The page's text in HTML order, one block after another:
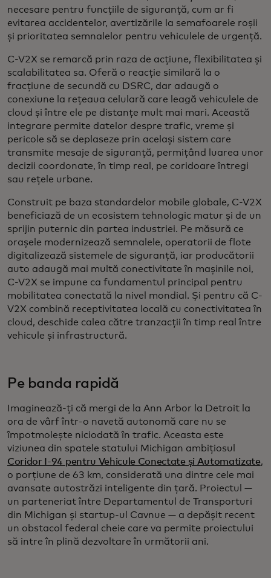
necesare pentru funcțiile de siguranță, cum ar fi
evitarea accidentelor, avertizările la semafoarele roșii
și prioritatea semnalelor pentru vehiculele de urgență.
C-V2X se remarcă prin raza de acțiune, flexibilitatea și
scalabilitatea sa. Oferă o reacție similară la o
fracțiune de secundă cu DSRC, dar adaugă o
conexiune la rețeaua celulară care leagă vehiculele de
cloud și între ele pe distanțe mult mai mari. Această
integrare permite datelor despre trafic, vreme și
pericole să se deplaseze prin același sistem care
transmite mesaje de siguranță, permițând luarea unor
decizii coordonate, în timp real, pe coridoare întregi
sau rețele urbane.
Construit pe baza standardelor mobile globale, C-V2X
beneficiază de un ecosistem tehnologic matur și de un
sprijin puternic din partea industriei. Pe măsură ce
orașele modernizează semnalele, operatorii de flote
digitalizează sistemele de siguranță, iar producătorii
auto adaugă mai multă conectivitate în mașinile noi,
C-V2X se impune ca fundamentul principal pentru
mobilitatea conectată la nivel mondial. Și pentru că C-
V2X combină receptivitatea locală cu conectivitatea în
cloud, deschide calea către tranzacții în timp real între
vehicule și infrastructură.
Pe banda rapidă
Imaginează-ți că mergi de la Ann Arbor la Detroit la
ora de vârf într-o navetă autonomă care nu se
împotmolește niciodată în trafic. Aceasta este
viziunea din spatele statului Michigan ambițiosul
Coridor I-94 pentru Vehicule Conectate și Automatizate,
o porțiune de 63 km, considerată una dintre cele mai
avansate autostrăzi inteligente din țară. Proiectul —
un parteneriat între Departamentul de Transporturi
din Michigan și startup-ul Cavnue — a depășit recent
un obstacol federal cheie care va permite proiectului
să intre în plină dezvoltare în următorii ani.